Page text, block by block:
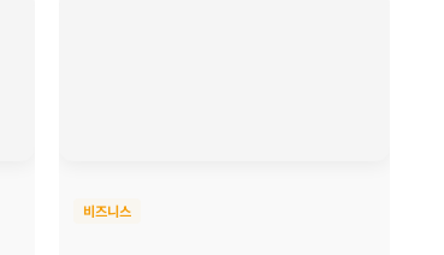
비즈니스